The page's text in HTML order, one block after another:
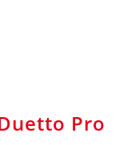
Pro